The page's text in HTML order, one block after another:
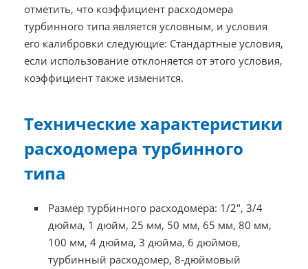
отметить, что коэффициент расходомера
турбинного типа является условным, и условия
его калибровки следующие: Стандартные условия,
если использование отклоняется от этого условия,
коэффициент также изменится.
Технические характеристики
расходомера турбинного
типа
Размер турбинного расходомера: 1/2", 3/4
дюйма, 1 дюйм, 25 мм, 50 мм, 65 мм, 80 мм,
100 мм, 4 дюйма, 3 дюйма, 6 дюймов,
турбинный расходомер, 8-дюймовый